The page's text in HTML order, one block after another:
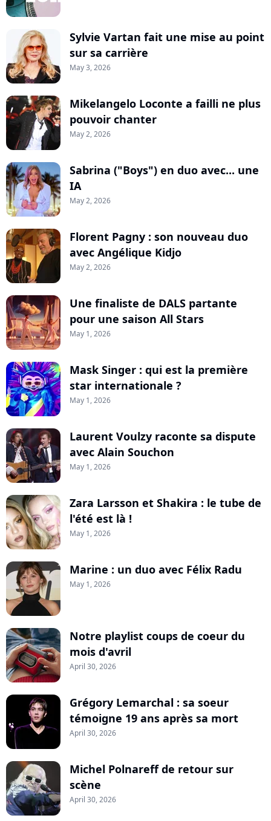
Sylvie Vartan fait une mise au point
sur sa carrière
May 3, 2026
Mikelangelo Loconte a failli ne plus
pouvoir chanter
May 2, 2026
Sabrina ("Boys") en duo avec... une
IA
May 2, 2026
Florent Pagny : son nouveau duo
avec Angélique Kidjo
May 2, 2026
Une finaliste de DALS partante
pour une saison All Stars
May 1, 2026
Mask Singer : qui est la première
star internationale ?
May 1, 2026
Laurent Voulzy raconte sa dispute
avec Alain Souchon
May 1, 2026
Zara Larsson et Shakira : le tube de
l'été est là !
May 1, 2026
Marine : un duo avec Félix Radu
May 1, 2026
Notre playlist coups de coeur du
mois d'avril
April 30, 2026
Grégory Lemarchal : sa soeur
témoigne 19 ans après sa mort
April 30, 2026
Michel Polnareff de retour sur
scène
April 30, 2026